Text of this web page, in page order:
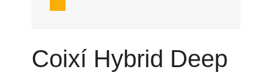
Coixí Hybrid Deep